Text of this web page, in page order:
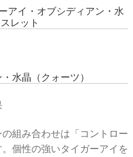
アイ・オブシディアン・水
レット
水晶（クォーツ）
組み合わせは「コントロー
個性の強いタイガーアイを